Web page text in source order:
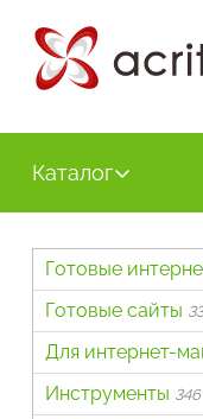
Каталог
Готовые
Готовые сайты
Для интернет-
Инструменты 346